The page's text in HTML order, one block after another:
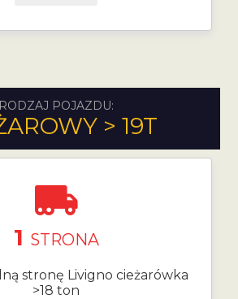
RODZAJ POJAZDU:
> 19T
1 STRONA
stronę Livigno cieżarówka
>18 ton